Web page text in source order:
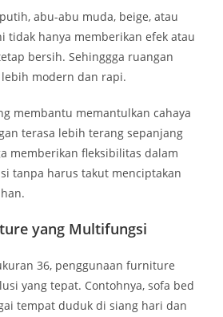
abu-abu muda, beige, atau
tidak hanya memberikan efek atau
bersih. Sehinggga ruangan
modern dan rapi.
membantu memantulkan cahaya
terasa lebih terang sepanjang
memberikan fleksibilitas dalam
tanpa harus takut menciptakan
yang Multifungsi
36, penggunaan furniture
yang tepat. Contohnya, sofa bed
tempat duduk di siang hari dan